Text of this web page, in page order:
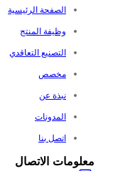
الصفحة الرئيسية
وظيفة المنتج
التصنيع التعاقدي
مخصص
نبذة عن
المدونات
اتصل بنا
معلومات الاتصال